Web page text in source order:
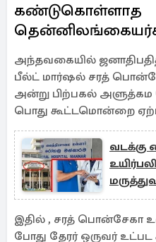
கண்டுகொள்ளாத
அந்தவகையில்
பீல்ட் மார்ஷல் சரத்
அன்று பிற்பகல் அளுத்கம
பொது கூட்டமொன்றை
வடக்கு
இதில் , சரத் பொன்சேகா
போது தேரர் ஒருவர்